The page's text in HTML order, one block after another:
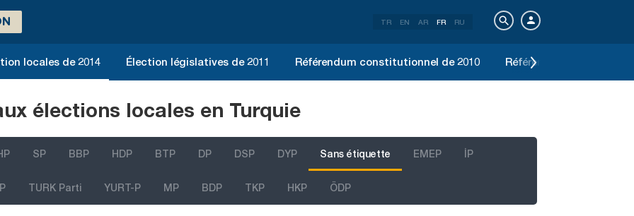
TR EN AR FR RU
locales de 2014 Élection législatives de 2011 Référendum constitutionnel de 2010 Référendum
élections locales en Turquie
SP BBP HDP BTP DP DSP DYP Sans étiquette EMEP İP
TURK Parti YURT-P MP BDP TKP HKP ÖDP